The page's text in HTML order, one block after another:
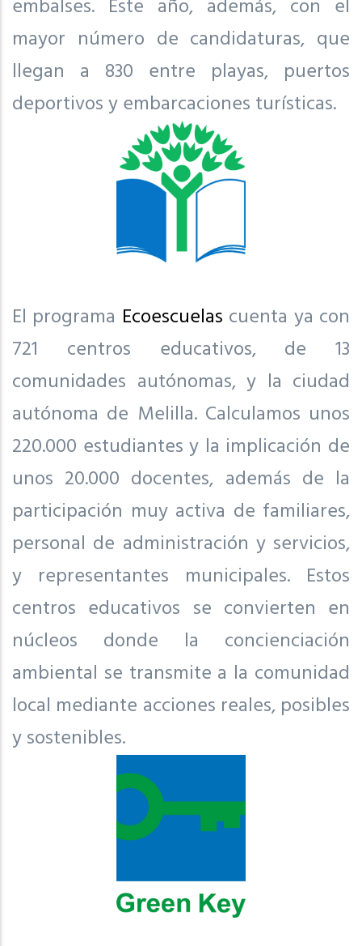
embalses. Este año, además, con el
mayor número de candidaturas, que
llegan a 830 entre playas, puertos
deportivos y embarcaciones turísticas.
El programa Ecoescuelas cuenta ya con
721 centros educativos, de 13
comunidades autónomas, y la ciudad
autónoma de Melilla. Calculamos unos
220.000 estudiantes y la implicación de
unos 20.000 docentes, además de la
participación muy activa de familiares,
personal de administración y servicios,
y representantes municipales. Estos
centros educativos se convierten en
núcleos donde la concienciación
ambiental se transmite a la comunidad
local mediante acciones reales, posibles
y sostenibles.